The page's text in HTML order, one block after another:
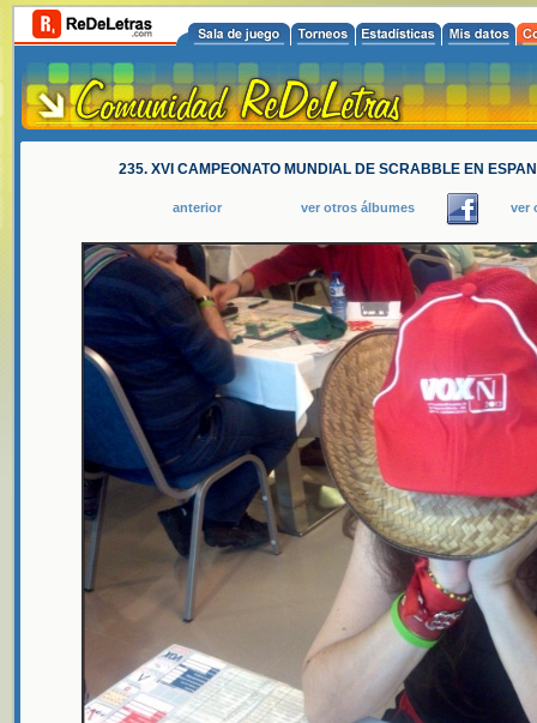
235. XVI CAMPEONATO MUNDIAL DE SCRABBLE EN
anterior ver otros álbumes ver